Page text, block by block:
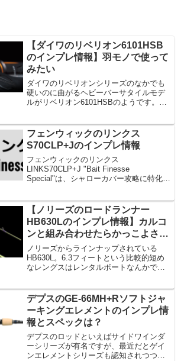
【ダイワのリベリオン6101HSB
のインプレ情報】羽モノで使って
みたい
ダイワのリベリオンシリーズのなかでも
硬いのに曲がるヘビーバーサタイルモデ
ルがリベリオン6101HSBのようです。普
いロッドですよね。そんなリベリオン
6101HSBはど...
フェンウィックのリンクス
S70CLP+Jのインプレ情報
フェンウィックのリンクス
LINKS70CLP+J "Bait Finesse
Special"は、シャローカバー攻略に特化し
アーウェイト範囲を持つこ...
【ノリーズのロードランナー
HB630Lのインプレ情報】カルコ
ンと組み合わせたらかっこよさそ
う
ノリーズからラインナップされている
HB630L。6.3フィートという比較的短め
なレングスはレンタルボートなんかでの
のでしょうか？ということで、この記事
ではノリーズ...
デプスのGE-66MH+Rソフトジャ
ーキングエレメントのインプレ情
報とスペックは？
デプスのロッドといえばサイドワインダ
ーシリーズが有名ですが、最近だとゲイ
ンエレメントシリーズも認知されつつあ